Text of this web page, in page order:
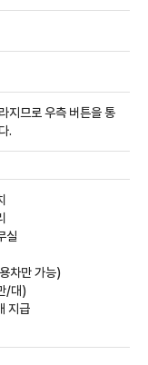
지므로 우측 버튼을 통
.
실
차만 가능)
/대)
지급